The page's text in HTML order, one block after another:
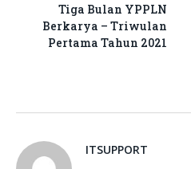
Tiga Bulan YPPLN
Berkarya – Triwulan
Pertama Tahun 2021
ITSUPPORT